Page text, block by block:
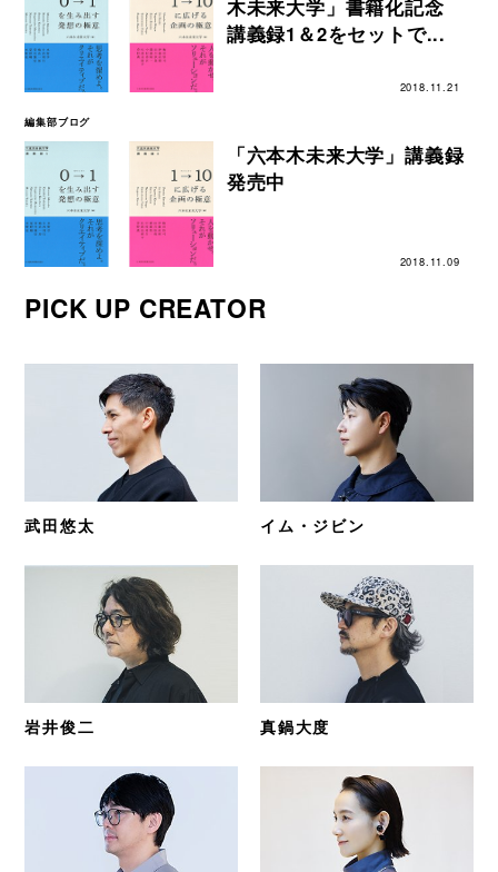
木未来大学」書籍化記念
講義録1＆2をセットで...
2018.11.21
編集部ブログ
「六本木未来大学」講義録
発売中
2018.11.09
PICK UP CREATOR
武田悠太 イム・ジビン
岩井俊二 真鍋大度